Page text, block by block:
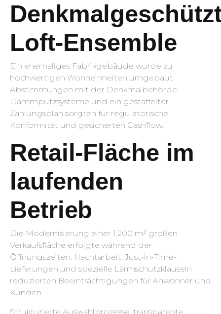
Loft-Ensemble
Ein ehemaliges Fabrikgebäude wurde zu
hochwertigen Wohneinheiten umgebaut.
Abstimmungen mit der Denkmalbehörde,
Dämmputzsysteme und ein gestaffelter
Zahlungsplan sorgten für regulatorische
Konformität und gesicherten Cashflow.
Retail-Fläche im
laufenden
Betrieb
Die Modernisierung einer 1.200 m² großen
Verkaufsfläche erfolgte während der
Öffnungszeiten. Nachtarbeit, Just-in-Time-
Lieferungen und spezielle Lärmschutzklauseln
reduzierten Beeinträchtigungen für Anwohner und
Kunden.
Strukturierte Auswahlprozesse, transparente